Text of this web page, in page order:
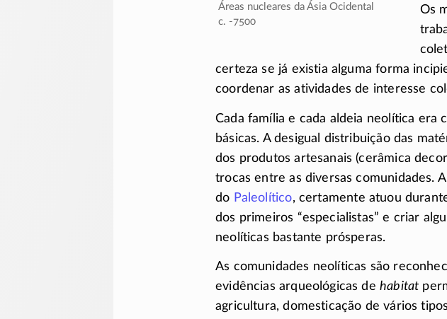
Áreas nucleares da Ásia Ocidental
c. -7500
Os
certeza se já existia alguma forma
coordenar as atividades de interesse
Cada família e cada aldeia neolítica era
básicas. A desigual distribuição das
dos produtos artesanais (cerâmica
trocas entre as diversas comunidades.
do Paleolítico, certamente atuou
dos primeiros “especialistas” e criar
neolíticas bastante prósperas.
As comunidades neolíticas são
evidências arqueológicas dehabitat
agricultura, domesticação de vários